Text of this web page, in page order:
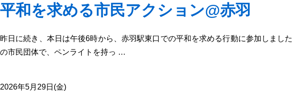
平和を求める市民アクション@赤羽
昨日に続き、本日は午後6時から、赤羽駅東口での平和を求める行動に参加しま
の市民団体で、ペンライトを持っ …
2026年5月29日(金)